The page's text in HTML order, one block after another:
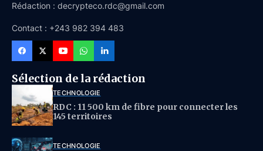
Rédaction : decrypteco.rdc@gmail.com
Contact : +243 982 394 483
Sélection de la rédaction
TECHNOLOGIE
RDC : 11 500 km de fibre pour connecter les
145 territoires
TECHNOLOGIE